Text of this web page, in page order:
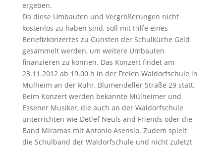
ergeben.
Da diese Umbauten und Vergrößerungen nicht
kostenlos zu haben sind, soll mit Hilfe eines
Benefizkonzertes zu Gunsten der Schulküche Geld
gesammelt werden, um weitere Umbauten
finanzieren zu können. Das Konzert findet am
23.11.2012 ab 19.00 h in der Freien Waldorfschule in
Mülheim an der Ruhr, Blumendeller Straße 29 statt.
Beim Konzert werden bekannte Mülheimer und
Essener Musiker, die auch an der Waldorfschule
unterrichten wie Detlef Neuls and Friends oder die
Band Miramas mit Antonio Asensio. Zudem spielt
die Schulband der Waldorfschule und nicht zuletzt